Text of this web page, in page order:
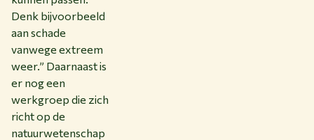
Denk bijvoorbeeld
aan schade
vanwege extreem
weer.” Daarnaast is
er nog een
werkgroep die zich
richt op de
natuurwetenschap